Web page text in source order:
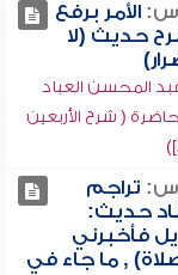
الأمر برفع
حديث (لا
المحسن العباد
( شرح الأربعين
تراجم
حديث:
فأخبرني
, ما جاء في